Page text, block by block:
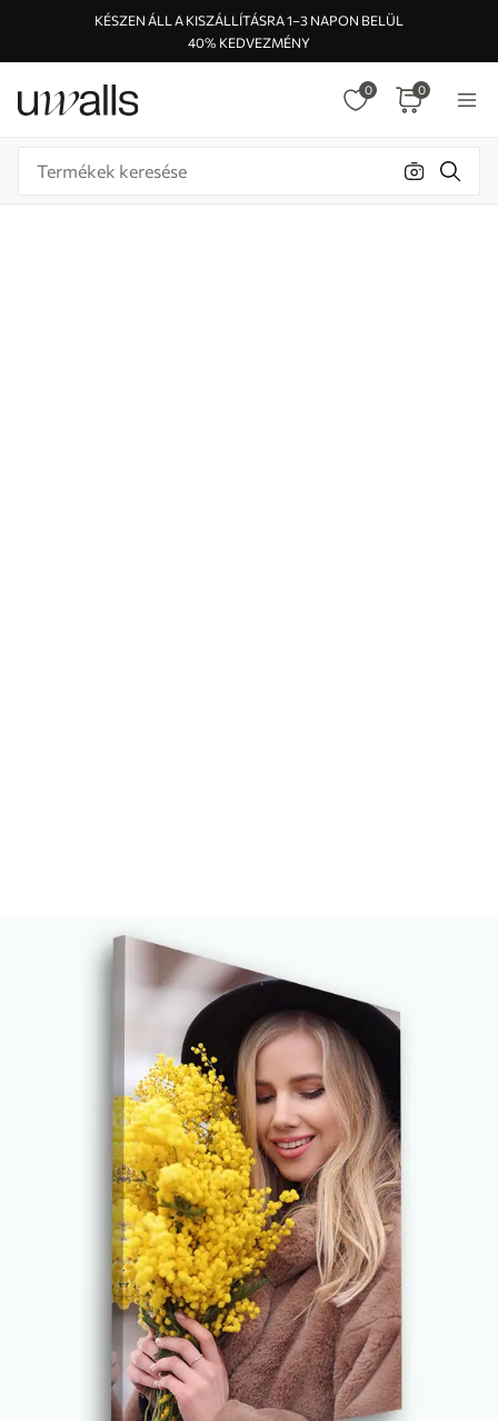
KÉSZEN ÁLL A KISZÁLLÍTÁSRA 1–3 NAPON BELÜL
40% KEDVEZMÉNY
0 0